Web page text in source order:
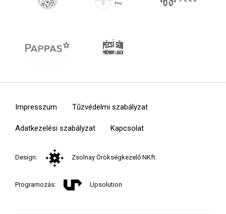
Impresszum Tűzvédelmi szabályzat
Adatkezelési szabályzat Kapcsolat
Design: Zsolnay Örökségkezelő NKft.
Programozás: Upsolution